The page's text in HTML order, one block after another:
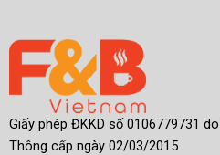
Giấy phép ĐKKD số 0106779731
Thông cấp ngày 02/03/2015